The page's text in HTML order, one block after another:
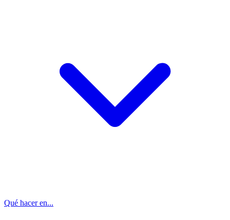
Qué hacer en...